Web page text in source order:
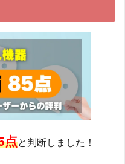
点と判断しました！